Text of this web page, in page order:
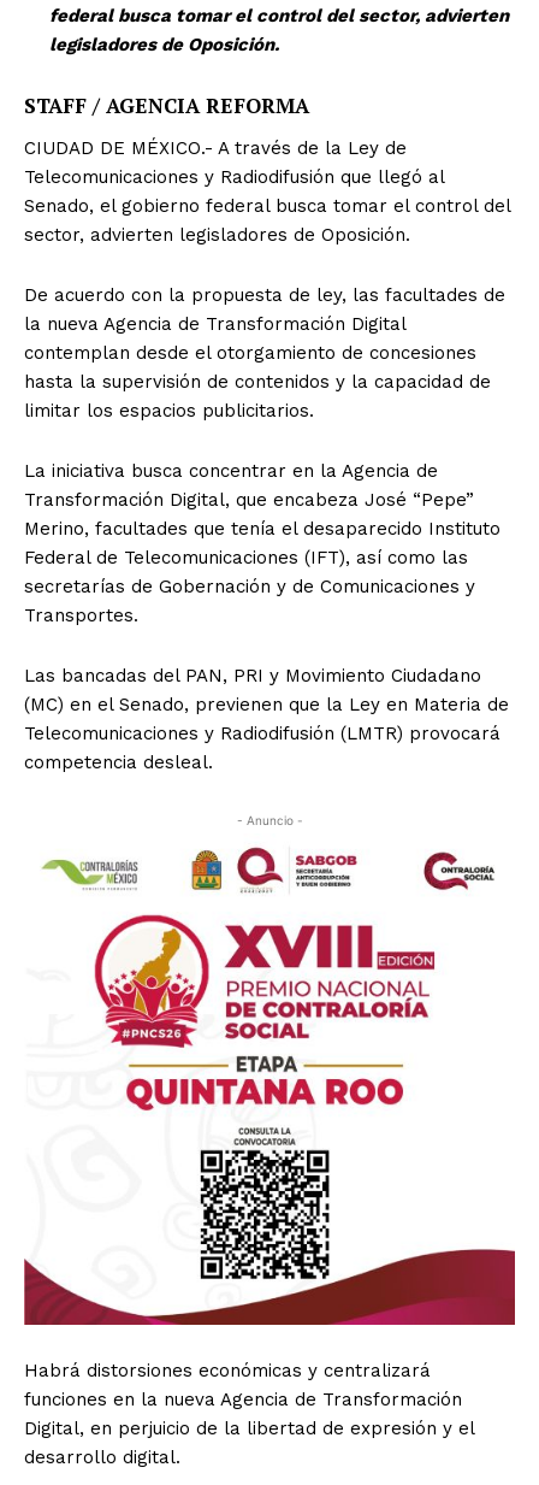
federal busca tomar el control del sector, advierten
legisladores de Oposición.
STAFF / AGENCIA REFORMA
CIUDAD DE MÉXICO.- A través de la Ley de
Telecomunicaciones y Radiodifusión que llegó al
Senado, el gobierno federal busca tomar el control del
sector, advierten legisladores de Oposición.
De acuerdo con la propuesta de ley, las facultades de
la nueva Agencia de Transformación Digital
contemplan desde el otorgamiento de concesiones
hasta la supervisión de contenidos y la capacidad de
limitar los espacios publicitarios.
La iniciativa busca concentrar en la Agencia de
Transformación Digital, que encabeza José “Pepe”
Merino, facultades que tenía el desaparecido Instituto
Federal de Telecomunicaciones (IFT), así como las
secretarías de Gobernación y de Comunicaciones y
Transportes.
Las bancadas del PAN, PRI y Movimiento Ciudadano
(MC) en el Senado, previenen que la Ley en Materia de
Telecomunicaciones y Radiodifusión (LMTR) provocará
competencia desleal.
- Anuncio -
Habrá distorsiones económicas y centralizará
funciones en la nueva Agencia de Transformación
Digital, en perjuicio de la libertad de expresión y el
desarrollo digital.